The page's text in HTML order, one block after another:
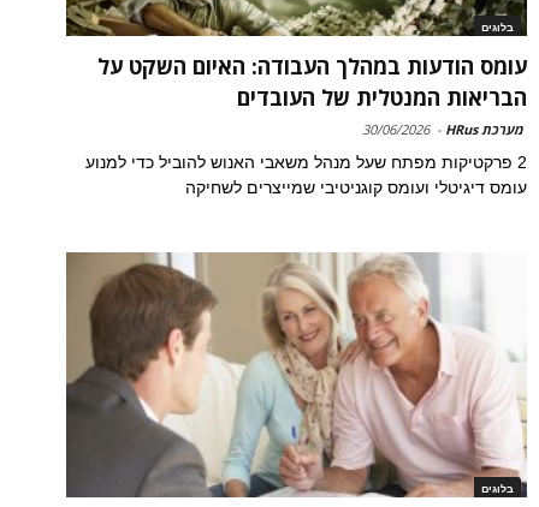
בלוגים
עומס הודעות במהלך העבודה: האיום השקט על
הבריאות המנטלית של העובדים
מערכת HRus -
30/06/2026
2 פרקטיקות מפתח שעל מנהל משאבי האנוש להוביל כדי למנוע
עומס דיגיטלי ועומס קוגניטיבי שמייצרים לשחיקה
בלוגים